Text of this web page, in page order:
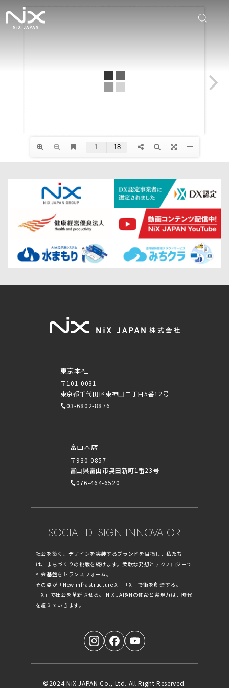
東京本社
〒101-0031
東京都千代田区東神田二丁目5番12号
03-6802-8876
富山本店
〒930-0857
富山県富山市奥田新町1番23号
076-464-6520
SOCIAL DESIGN INNOVATOR
社会を築く、デザインを実装するブランドを目指し、私たち
は、まちづくりの挑戦を続けます。柔軟な発想とテクノロジーで
社会基盤をトランスフォーム。
その姿が「New infrastructure X」「X」で街を創造する。
「X」で社会を革新させる。 NiX JAPANの使命と実現力は、時代
を超えていきます。
©2024 NiX JAPAN Co., Ltd. All Right Reserved.